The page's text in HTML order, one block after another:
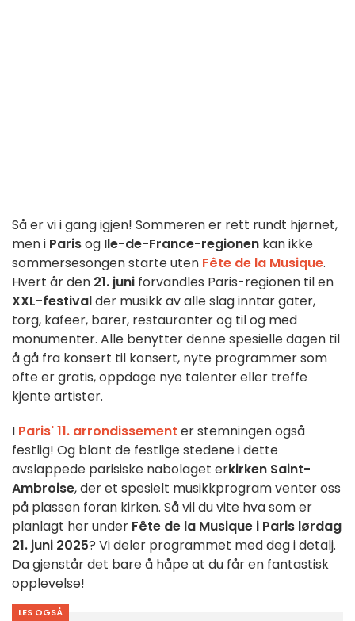
Så er vi i gang igjen! Sommeren er rett rundt hjørnet,
men i Parisog Ile-de-France-regionen kan ikke
sommersesongen starte uten Fête de la Musique.
Hvert år den 21. juni forvandles Paris-regionen til en
XXL-festivalder musikk av alle slag inntar gater,
torg, kafeer, barer, restauranter og til og med
monumenter. Alle benytter denne spesielle dagen til
å gå fra konsert til konsert, nyte programmer som
ofte er gratis, oppdage nye talenter eller treffe
kjente artister.
I Paris' 11. arrondissement er stemningen også
festlig! Og blant de festlige stedene i dette
avslappede parisiske nabolaget erkirken Saint-
Ambroise, der et spesielt musikkprogram venter oss
på plassen foran kirken. Så vil du vite hva som er
planlagt her under Fête de la Musique i Paris lørdag
21. juni 2025? Vi deler programmet med deg i detalj.
Da gjenstår det bare å håpe at du får en fantastisk
opplevelse!
LES OGSÅ